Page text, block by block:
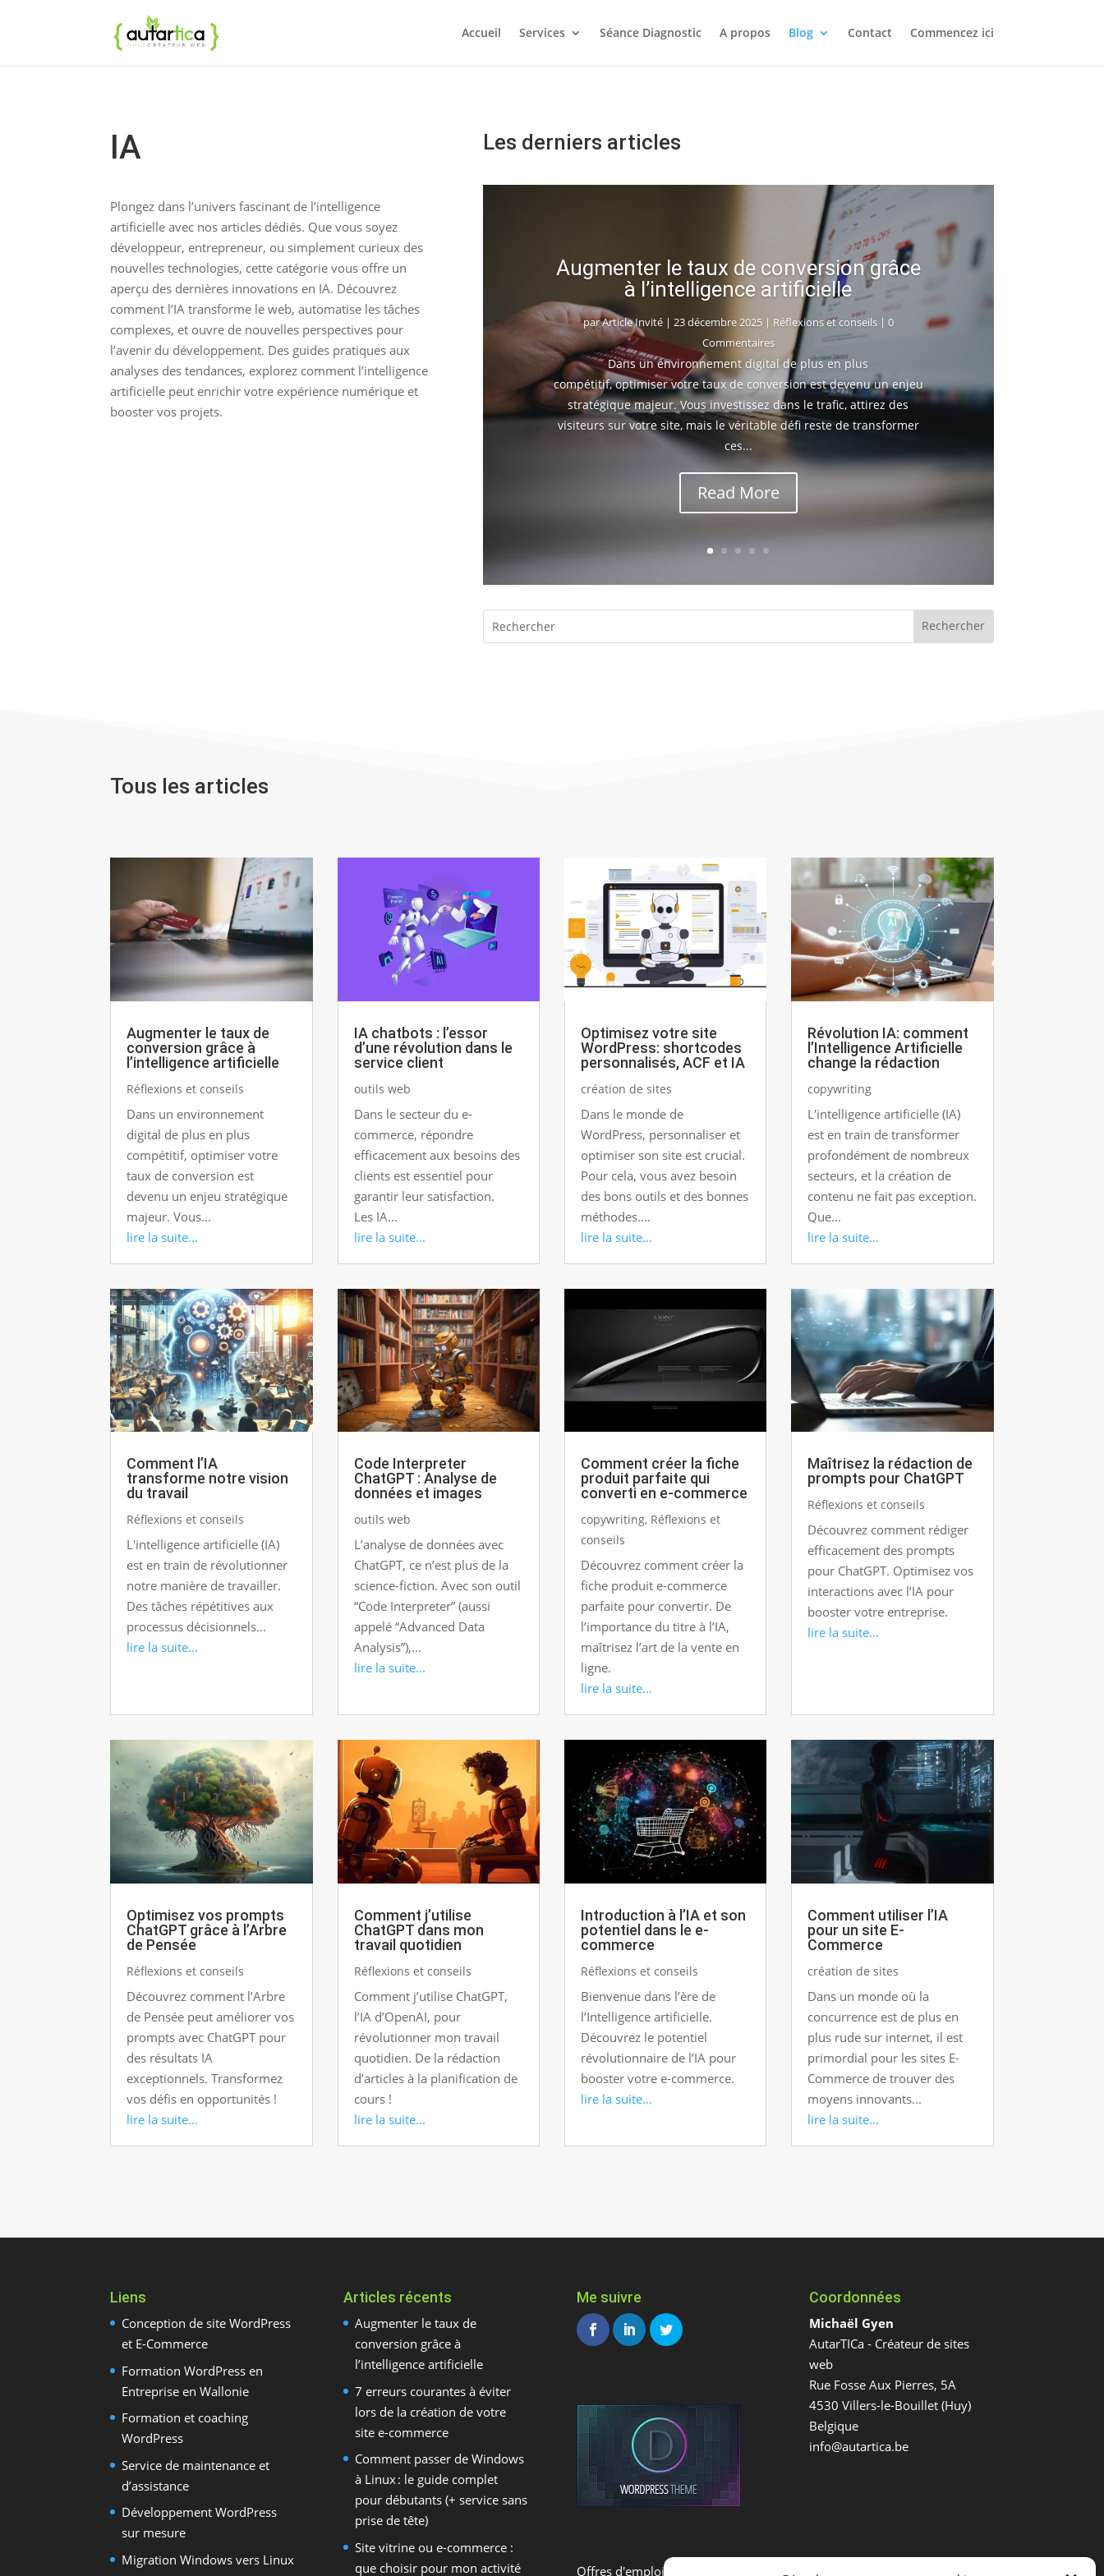
Accueil Services Séance Diagnostic A propos Blog Contact Commencez ici
IA
Plongez dans l’univers fascinant de l’intelligence
artificielle avec nos articles dédiés. Que vous soyez
développeur, entrepreneur, ou simplement curieux des
nouvelles technologies, cette catégorie vous offre un
aperçu des dernières innovations en IA. Découvrez
comment l’IA transforme le web, automatise les tâches
complexes, et ouvre de nouvelles perspectives pour
l’avenir du développement. Des guides pratiques aux
analyses des tendances, explorez comment l’intelligence
artificielle peut enrichir votre expérience numérique et
booster vos projets.
Les derniers articles
Augmenter le taux de conversion grâce
à l’intelligence artificielle
parArticle Invité| 23 décembre 2025| Réflexions et conseils| 0
Commentaires
Dans un environnement digital de plus en plus
compétitif, optimiser votre taux de conversion est devenu un enjeu
stratégique majeur. Vous investissez dans le trafic, attirez des
visiteurs sur votre site, mais le véritable défi reste de transformer
ces...
Read More
Tous les articles
Augmenter le taux de
conversion grâce à
l’intelligence artificielle
Réflexions et conseils
Dans un environnement
digital de plus en plus
compétitif, optimiser votre
taux de conversion est
devenu un enjeu stratégique
majeur. Vous...
lire la suite...
IA chatbots : l’essor
d’une révolution dans le
service client
outils web
Dans le secteur du e-
commerce, répondre
efficacement aux besoins des
clients est essentiel pour
garantir leur satisfaction.
Les IA...
lire la suite...
Optimisez votre site
WordPress: shortcodes
personnalisés, ACF et IA
création de sites
Dans le monde de
WordPress, personnaliser et
optimiser son site est crucial.
Pour cela, vous avez besoin
des bons outils et des bonnes
méthodes....
lire la suite...
Révolution IA: comment
l’Intelligence Artificielle
change la rédaction
copywriting
L'intelligence artificielle (IA)
est en train de transformer
profondément de nombreux
secteurs, et la création de
contenu ne fait pas exception.
Que...
lire la suite...
Comment l’IA
transforme notre vision
du travail
Réflexions et conseils
L'intelligence artificielle (IA)
est en train de révolutionner
notre manière de travailler.
Des tâches répétitives aux
processus décisionnels...
lire la suite...
Code Interpreter
ChatGPT : Analyse de
données et images
outils web
L’analyse de données avec
ChatGPT, ce n’est plus de la
science-fiction. Avec son outil
“Code Interpreter” (aussi
appelé “Advanced Data
Analysis”),...
lire la suite...
Comment créer la fiche
produit parfaite qui
converti en e-commerce
copywriting, Réflexions et
conseils
Découvrez comment créer la
fiche produit e-commerce
parfaite pour convertir. De
l’importance du titre à l’IA,
maîtrisez l’art de la vente en
ligne.
lire la suite...
Maîtrisez la rédaction de
prompts pour ChatGPT
Réflexions et conseils
Découvrez comment rédiger
efficacement des prompts
pour ChatGPT. Optimisez vos
interactions avec l’IA pour
booster votre entreprise.
lire la suite...
Optimisez vos prompts
ChatGPT grâce à l’Arbre
de Pensée
Réflexions et conseils
Découvrez comment l’Arbre
de Pensée peut améliorer vos
prompts avec ChatGPT pour
des résultats IA
exceptionnels. Transformez
vos défis en opportunités !
lire la suite...
Comment j’utilise
ChatGPT dans mon
travail quotidien
Réflexions et conseils
Comment j’utilise ChatGPT,
l’IA d’OpenAI, pour
révolutionner mon travail
quotidien. De la rédaction
d’articles à la planification de
cours !
lire la suite...
Introduction à l’IA et son
potentiel dans le e-
commerce
Réflexions et conseils
Bienvenue dans l’ère de
l’Intelligence artificielle.
Découvrez le potentiel
révolutionnaire de l’IA pour
booster votre e-commerce.
lire la suite...
Comment utiliser l’IA
pour un site E-
Commerce
création de sites
Dans un monde où la
concurrence est de plus en
plus rude sur internet, il est
primordial pour les sites E-
Commerce de trouver des
moyens innovants...
lire la suite...
Liens
Conception de site WordPress
et E-Commerce
Formation WordPress en
Entreprise en Wallonie
Formation et coaching
WordPress
Service de maintenance et
d’assistance
Développement WordPress
sur mesure
Migration Windows vers Linux
Articles récents
Augmenter le taux de
conversion grâce à
l’intelligence artificielle
7 erreurs courantes à éviter
lors de la création de votre
site e-commerce
Comment passer de Windows
à Linux : le guide complet
pour débutants (+ service sans
prise de tête)
Site vitrine ou e-commerce :
que choisir pour mon activité
Me suivre
Offres d'emploi E-Commerce
Coordonnées
Michaël Gyen
AutarTICa - Créateur de sites
web
Rue Fosse Aux Pierres, 5A
4530 Villers-le-Bouillet (Huy)
Belgique
info@autartica.be